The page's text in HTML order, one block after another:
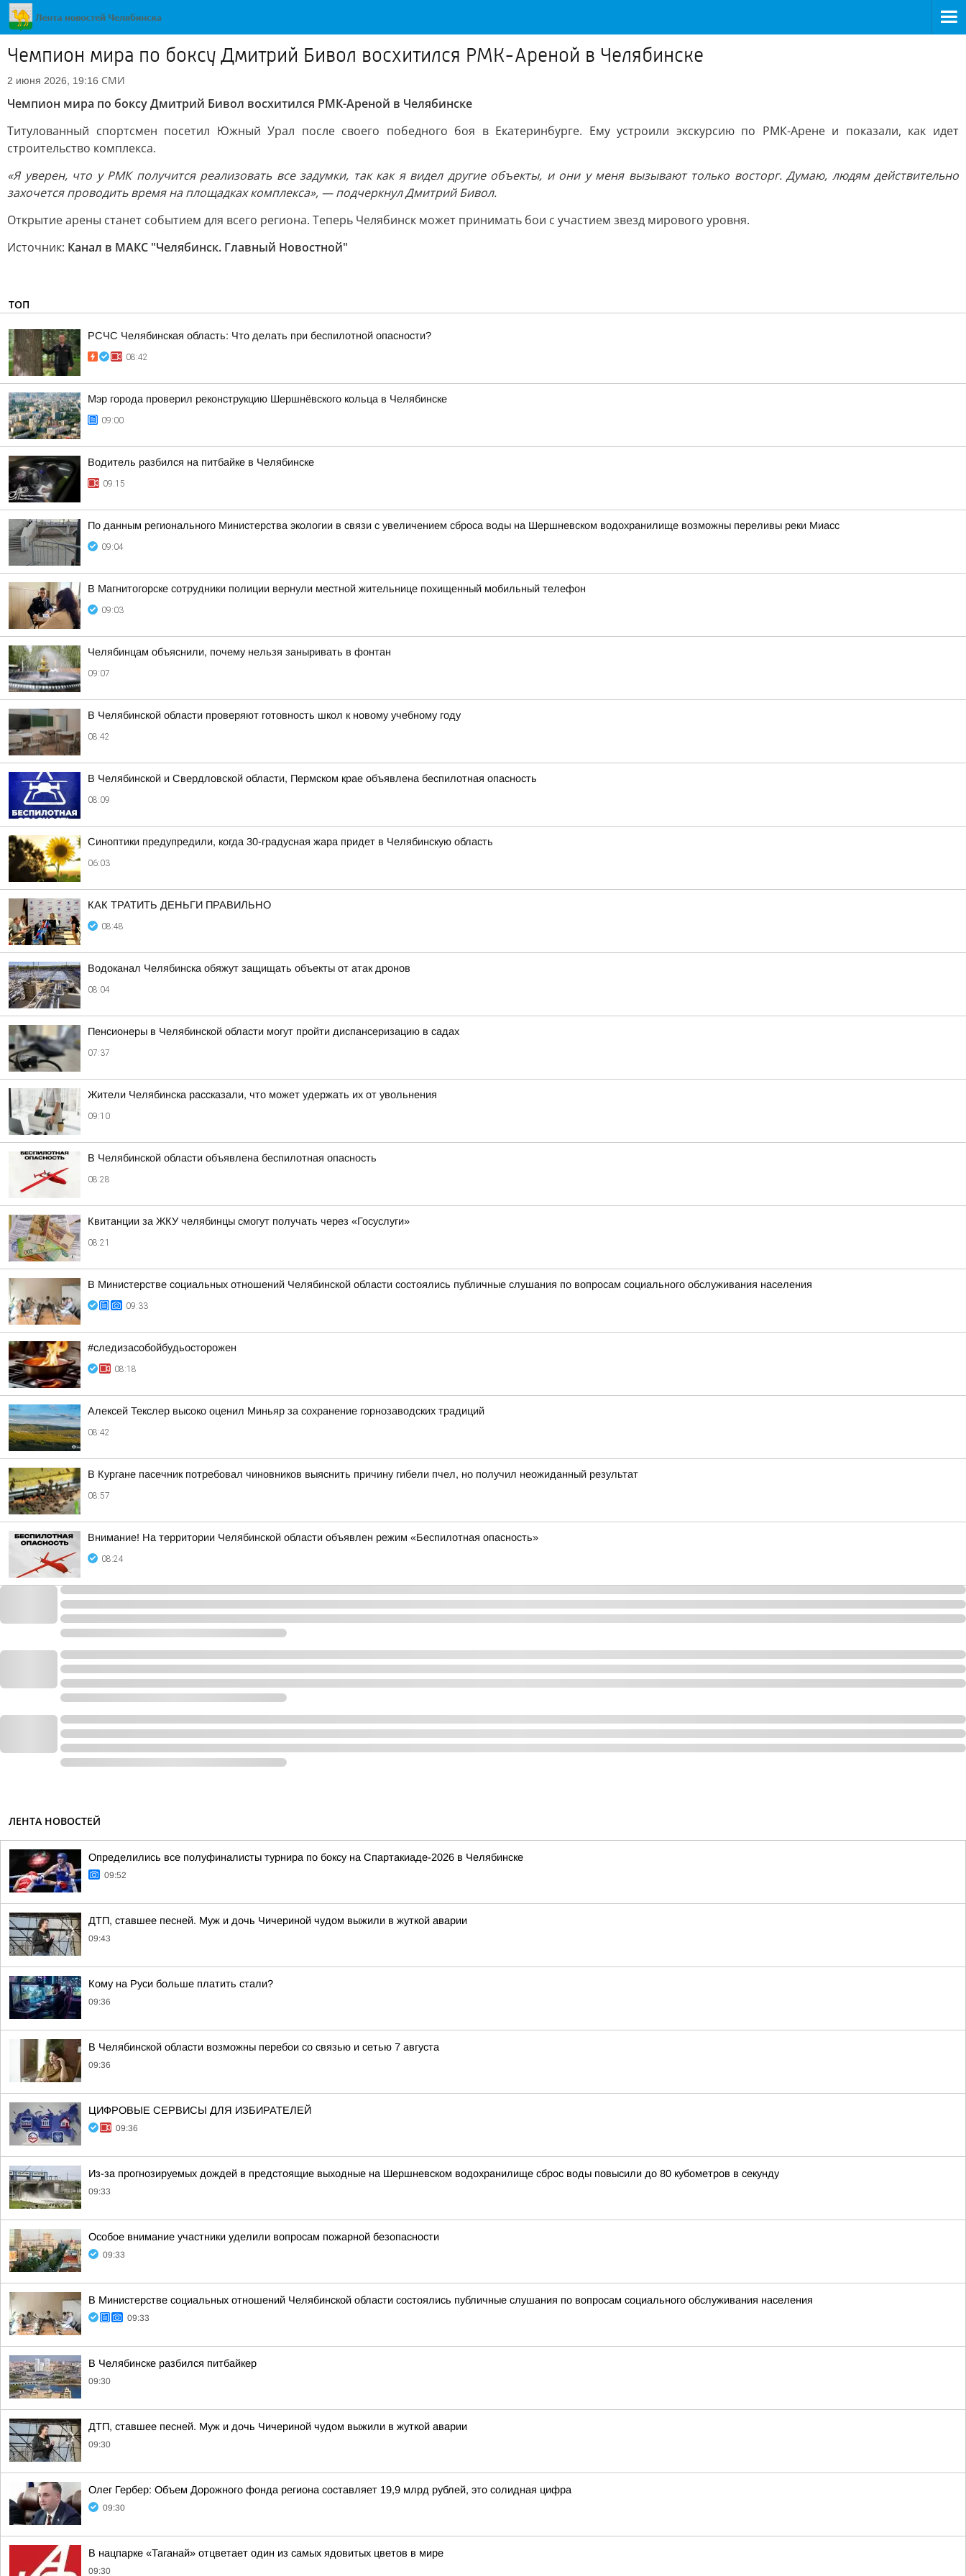
Чемпион мира по боксу Дмитрий Бивол восхитился РМК-Ареной в Челябинске
2 июня 2026, 19:16 СМИ
Чемпион мира по боксу Дмитрий Бивол восхитился РМК-Ареной в Челябинске
Титулованный спортсмен посетил Южный Урал после своего победного боя в Екатеринбурге. Ему устроили экскурсию по РМК-Арене и показали, как идет
строительство комплекса.
«Я уверен, что у РМК получится реализовать все задумки, так как я видел другие объекты, и они у меня вызывают только восторг. Думаю, людям действительно
захочется проводить время на площадках комплекса», — подчеркнул Дмитрий Бивол.
Открытие арены станет событием для всего региона. Теперь Челябинск может принимать бои с участием звезд мирового уровня.
Источник: Канал в МАКС "Челябинск. Главный Новостной"
ТОП
РСЧС Челябинская область: Что делать при беспилотной опасности?
08:42
Мэр города проверил реконструкцию Шершнёвского кольца в Челябинске
09:00
Водитель разбился на питбайке в Челябинске
09:15
По данным регионального Министерства экологии в связи с увеличением сброса воды на Шершневском водохранилище возможны переливы реки Миасс
09:04
В Магнитогорске сотрудники полиции вернули местной жительнице похищенный мобильный телефон
09:03
Челябинцам объяснили, почему нельзя заныривать в фонтан
09:07
В Челябинской области проверяют готовность школ к новому учебному году
08:42
В Челябинской и Свердловской области, Пермском крае объявлена беспилотная опасность
08:09
Синоптики предупредили, когда 30-градусная жара придет в Челябинскую область
06:03
КАК ТРАТИТЬ ДЕНЬГИ ПРАВИЛЬНО
08:48
Водоканал Челябинска обяжут защищать объекты от атак дронов
08:04
Пенсионеры в Челябинской области могут пройти диспансеризацию в садах
07:37
Жители Челябинска рассказали, что может удержать их от увольнения
09:10
В Челябинской области объявлена беспилотная опасность
08:28
Квитанции за ЖКУ челябинцы смогут получать через «Госуслуги»
08:21
В Министерстве социальных отношений Челябинской области состоялись публичные слушания по вопросам социального обслуживания населения
09:33
#следизасобойбудьосторожен
08:18
Алексей Текслер высоко оценил Миньяр за сохранение горнозаводских традиций
08:42
В Кургане пасечник потребовал чиновников выяснить причину гибели пчел, но получил неожиданный результат
08:57
Внимание! На территории Челябинской области объявлен режим «Беспилотная опасность»
08:24
ЛЕНТА НОВОСТЕЙ
Определились все полуфиналисты турнира по боксу на Спартакиаде-2026 в Челябинске
09:52
ДТП, ставшее песней. Муж и дочь Чичериной чудом выжили в жуткой аварии
09:43
Кому на Руси больше платить стали?
09:36
В Челябинской области возможны перебои со связью и сетью 7 августа
09:36
ЦИФРОВЫЕ СЕРВИСЫ ДЛЯ ИЗБИРАТЕЛЕЙ
09:36
Из-за прогнозируемых дождей в предстоящие выходные на Шершневском водохранилище сброс воды повысили до 80 кубометров в секунду
09:33
Особое внимание участники уделили вопросам пожарной безопасности
09:33
В Министерстве социальных отношений Челябинской области состоялись публичные слушания по вопросам социального обслуживания населения
09:33
В Челябинске разбился питбайкер
09:30
ДТП, ставшее песней. Муж и дочь Чичериной чудом выжили в жуткой аварии
09:30
Олег Гербер: Объем Дорожного фонда региона составляет 19,9 млрд рублей, это солидная цифра
09:30
В нацпарке «Таганай» отцветает один из самых ядовитых цветов в мире
09:30